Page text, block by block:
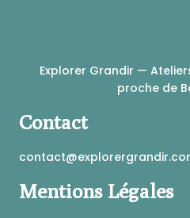
Explorer Grandir —
proche de
Contact
Mentions Légales